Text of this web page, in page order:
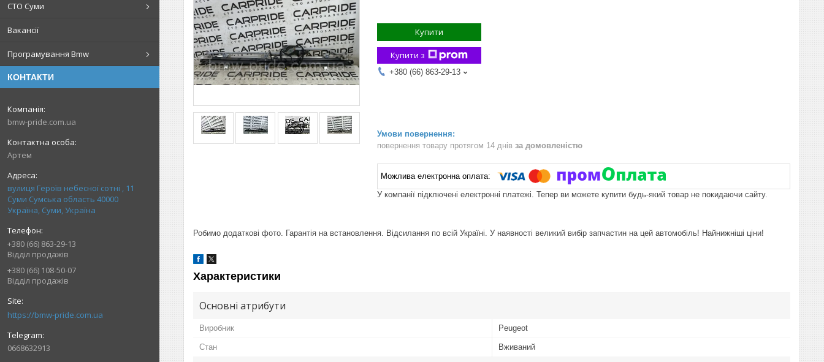
СТО Суми
Вакансії
Програмування Bmw
КОНТАКТИ
bmw-pride.com.ua
Артем
вулиця Героїв небесної сотні , 11
Суми Сумська область 40000
Україна, Суми, Україна
+380 (66) 863-29-13
Відділ продажів
+380 (66) 108-50-07
Відділ продажів
https://bmw-pride.com.ua
0668632913
Купити
Купити з
+380 (66) 863-29-13
повернення товару протягом 14 днів за домовленістю
У компанії підключені електронні платежі. Тепер ви можете купити будь-який товар не покидаючи сайту.
Робимо додаткові фото. Гарантія на встановлення. Відсилання по всій Україні. У наявності великий вибір запчастин на цей автомобіль! Найнижніші ціни!
Характеристики
Основні атрибути
Виробник Peugeot
Стан Вживаний